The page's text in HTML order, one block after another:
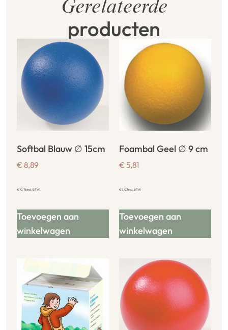
Gerelateerde
producten
Softbal Blauw ∅ 15cm
€ 8,89
€10,76incl. BTW
Toevoegen aan
winkelwagen
Foambal Geel ∅ 9 cm
€ 5,81
€7,03incl. BTW
Toevoegen aan
winkelwagen